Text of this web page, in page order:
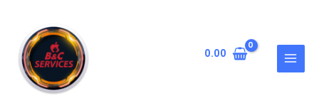
content
0.00